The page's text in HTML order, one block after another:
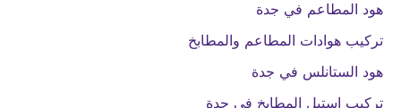
هود المطاعم في جدة
تركيب هوادات المطاعم والمطابخ
هود الستانلس في جدة
تركيب استيل المطابخ في جدة